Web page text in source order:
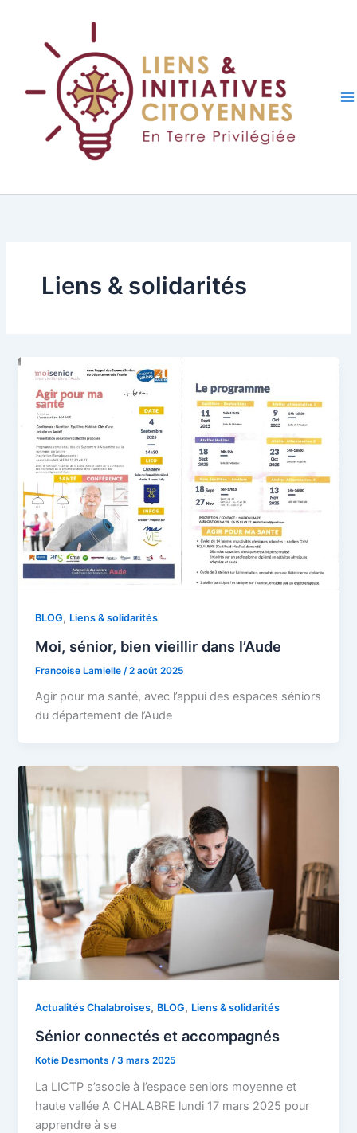
Liens & solidarités
BLOG, Liens & solidarités
Moi, sénior, bien vieillir dans l’Aude
Francoise Lamielle /2 août 2025
Agir pour ma santé, avec l’appui des espaces séniors
du département de l’Aude
Actualités Chalabroises, BLOG, Liens & solidarités
Sénior connectés et accompagnés
Kotie Desmonts /3 mars 2025
La LICTP s’asocie à l’espace seniors moyenne et
haute vallée A CHALABRE lundi 17 mars 2025 pour
apprendre à se